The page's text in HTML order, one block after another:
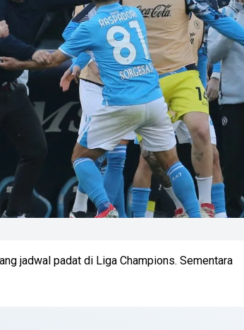
jadwal padat di Liga Champions. Sementara